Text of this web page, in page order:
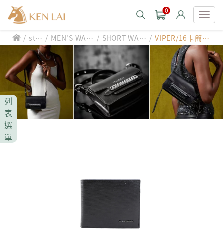
0
款式分類 style
男士包款 MEN'S BAG
男士夾款 MEN'S WALLET
男士皮帶 MEN'S BELT
皮革保養 LEATHER CARE
CHIARUGI
男士包款 MEN'S BAG
男士夾款 MEN'S WALLET
男士皮帶 MEN'S BELT
女士夾款 LADIES' WALLET
中性商品 UNISEX BAG/SLG
CUMAR
女士包款 LADIES' BAG
女士夾款 LADIES' WALLET
中性商品 UNISEX BAG/SLG
Roberta di Camerino
男士皮帶 MEN'S BELT
女士包款 LADIES' BAG
女士夾款 LADIES' WALLET
男士包款 MEN'S BAG
男士夾款 MEN'S WALLET
男士皮帶 MEN'S BELT
期間限定 limited edition
珍藏 THE BRIDGE (TB SPECIAL)
男士包款 MEN'S BAG
/ styl
e
/ MEN'S WAL
LET
/ SHORT WAL
LET
/ VIPER/16卡簡式/
短夾
列
表
選
單